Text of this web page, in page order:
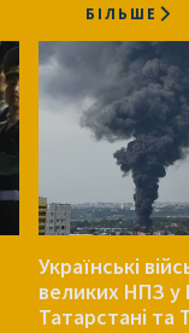
БІЛЬШЕ
Українські
великих НПЗ у
Татарстані та